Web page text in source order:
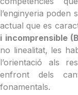
l’enginyeria poden
actual que es
i incomprensible
no linealitat, les
l’orientació als
enfront dels
fonamentals.